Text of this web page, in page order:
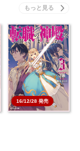
16/12/28 発売